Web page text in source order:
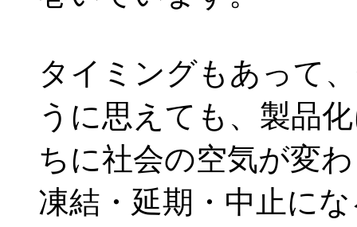
タイミングもあって
うに思えても、製品
ちに社会の空気が変
凍結・延期・中止に